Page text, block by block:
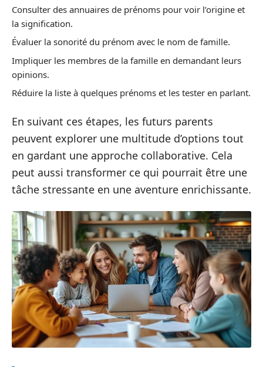
Consulter des annuaires de prénoms pour voir l’origine et
la signification.
Évaluer la sonorité du prénom avec le nom de famille.
Impliquer les membres de la famille en demandant leurs
opinions.
Réduire la liste à quelques prénoms et les tester en parlant.
En suivant ces étapes, les futurs parents
peuvent explorer une multitude d’options tout
en gardant une approche collaborative. Cela
peut aussi transformer ce qui pourrait être une
tâche stressante en une aventure enrichissante.